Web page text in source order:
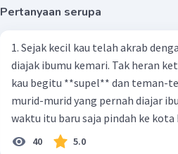
Aisyah U Level 54
07 Oktober 2023 10:54
B opini berdasarkan
Beri Rating
Pertanyaan serupa
1. Sejak kecil kau telah akrab
diajak ibumu kemari. Tak heran
kau begitu **supel** dan teman-
murid-murid yang pernah diajar
waktu itu baru saja pindah ke
40 5.0